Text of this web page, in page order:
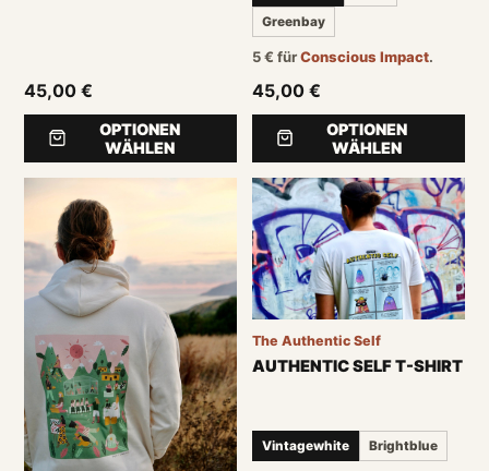
45,00 €
OPTIONEN
WÄHLEN
Greenbay
5€ fürConscious Impact.
45,00 €
OPTIONEN
WÄHLEN
The Authentic Self
AUTHENTIC SELF T-SHIRT
Vintagewhite Brightblue